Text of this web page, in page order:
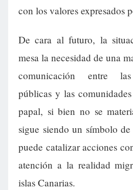
con los valores expresados
De cara al futuro, la
mesa la necesidad de una
comunicación entre las
públicas y las
papal, si bien no se
sigue siendo un símbolo
puede catalizar acciones
atención a la realidad
islas Canarias.